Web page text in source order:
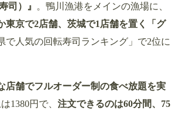
司）』
。鴨川漁港をメインの漁場に、
東京で2店舗、茨城で1店舗を置く「グ
で人気の回転寿司ランキング」で2位に
店舗でフルオーダー制の食べ放題を実
1380円で、 注文できるのは60分間、75